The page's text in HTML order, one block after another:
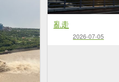
亂走
2026-07-05